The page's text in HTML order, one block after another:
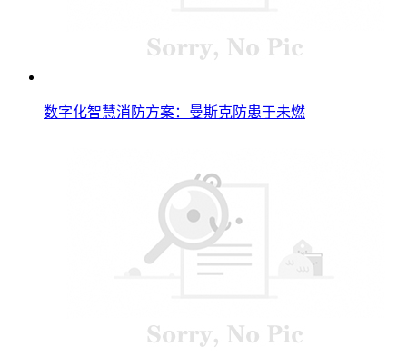
数字化智慧消防方案：曼斯克防患于未燃